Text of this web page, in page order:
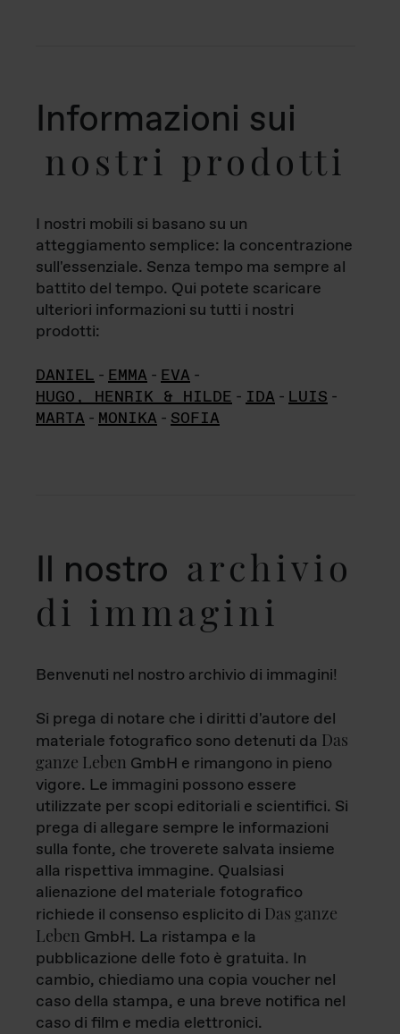
Informazioni sui
nostri prodotti
I nostri mobili si basano su un
atteggiamento semplice: la concentrazione
sull'essenziale. Senza tempo ma sempre al
battito del tempo. Qui potete scaricare
ulteriori informazioni su tutti i nostri
prodotti:
DANIEL - EMMA - EVA -
HUGO, HENRIK & HILDE - IDA - LUIS -
MARTA - MONIKA - SOFIA
Il nostro archivio
di immagini
Benvenuti nel nostro archivio di immagini!
Si prega di notare che i diritti d'autore del
materiale fotografico sono detenuti da Das
ganze Leben GmbH e rimangono in pieno
vigore. Le immagini possono essere
utilizzate per scopi editoriali e scientifici. Si
prega di allegare sempre le informazioni
sulla fonte, che troverete salvata insieme
alla rispettiva immagine. Qualsiasi
alienazione del materiale fotografico
richiede il consenso esplicito di Das ganze
Leben GmbH. La ristampa e la
pubblicazione delle foto è gratuita. In
cambio, chiediamo una copia voucher nel
caso della stampa, e una breve notifica nel
caso di film e media elettronici.